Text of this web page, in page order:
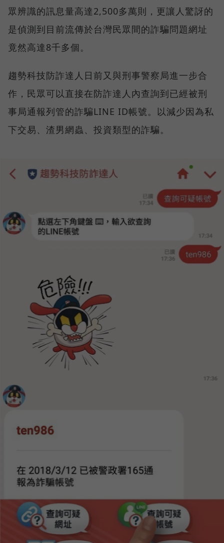
眾辨識的訊息量高達2,500多萬則，更讓人驚訝的
是偵測到目前流傳於台灣民眾間的詐騙問題網址
竟然高達8千多個。
趨勢科技防詐達人日前又與刑事警察局進一步合
作，民眾可以直接在防詐達人內查詢到已經被刑
事局通報列管的詐騙LINE ID帳號。以減少因為私
下交易、渣男網蟲、投資類型的詐騙。